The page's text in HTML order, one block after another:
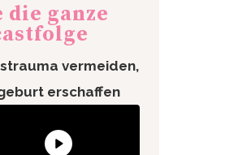
die ganze
vermeiden,
erschaffen